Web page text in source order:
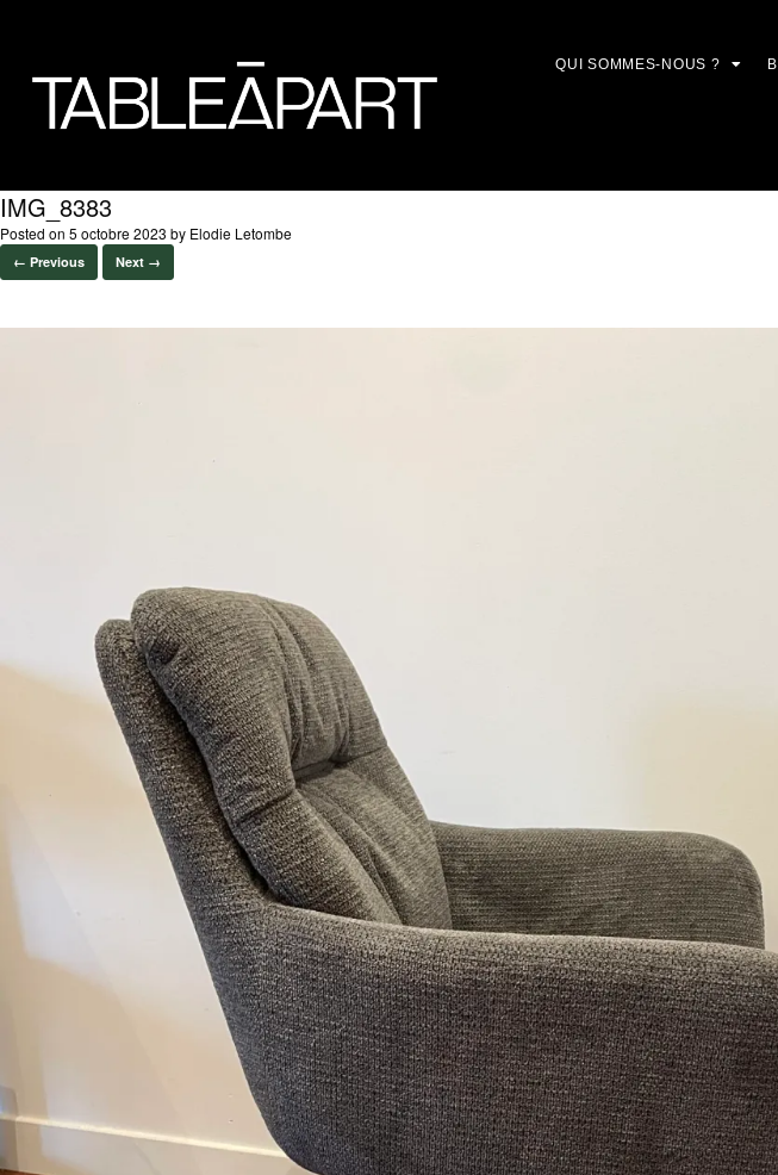
QUI SOMMES-NOUS ?
IMG_8383
Posted on 5 octobre 2023 by Elodie Letombe
← Previous Next →